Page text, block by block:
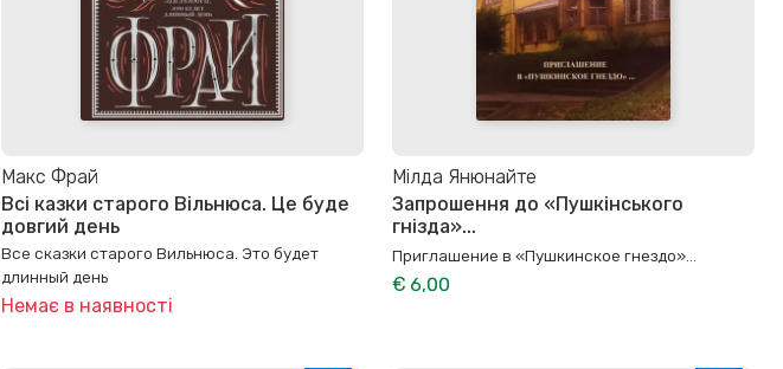
Макс Фрай
Всі казки старого Вільнюса. Це буде
довгий день
Все сказки старого Вильнюса. Это будет
длинный день
Немає в наявності
Мілда Янюнайте
Запрошення до «Пушкінського
гнізда»...
Приглашение в «Пушкинское гнездо»...
€ 6,00